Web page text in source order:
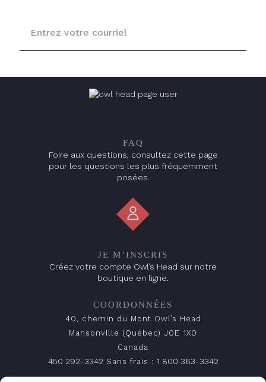
COORDONNÉES
40, chemin du Mont Owl’s Head
Mansonville (Québec) J0E 1X0
Canada
450 292-3342 Sans frais : 1 800 363-3342
FAQ
Foire aux questions, consultez cette page
pour les questions les plus fréquemment
posées.
JE M’INSCRIS
Créez votre compte Owl’s Head sur notre
boutique en ligne.